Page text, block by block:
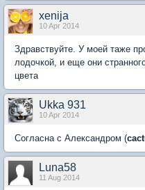
xenija
10 Apr 2014
Здравствуйте. У моей таже
лодочкой, и еще они
цвета
Ukka 931
10 Apr 2014
Согласна с Александром (
Luna58
11 Aug 2014